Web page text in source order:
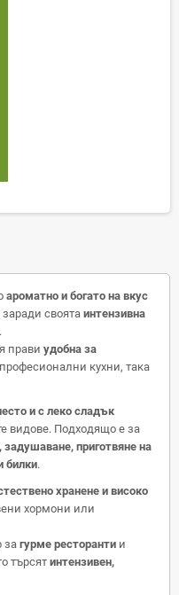
ароматно и богато на вкус
своята интензивна
.
прави удобна за
кухни, така
и с леко сладък
видове. Подходящо е за
приготвяне на
билки.
хранене и високо
хормони или
за гурме ресторанти и
търсят интензивен,